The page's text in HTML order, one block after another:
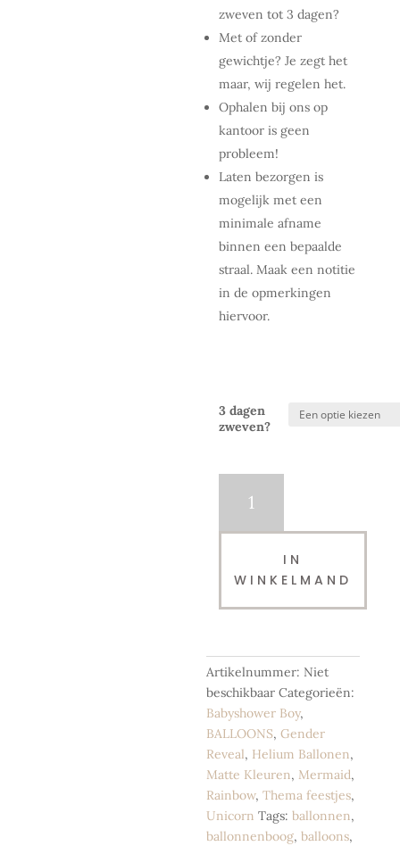
zweven tot 3 dagen?
Met of zonder
gewichtje? Je zegt het
maar, wij regelen het.
Ophalen bij ons op
kantoor is geen
probleem!
Laten bezorgen is
mogelijk met een
minimale afname
binnen een bepaalde
straal. Maak een notitie
in de opmerkingen
hiervoor.
3 dagen
zweven?
ballon
cm
gevuld
aantal
IN
WINKELMAND
Artikelnummer: Niet
beschikbaar Categorieën:
Babyshower Boy,
BALLOONS,Gender
Reveal, Helium Ballonen,
Matte Kleuren, Mermaid,
Rainbow,Thema feestjes,
Unicorn Tags:ballonnen,
ballonnenboog,balloons,